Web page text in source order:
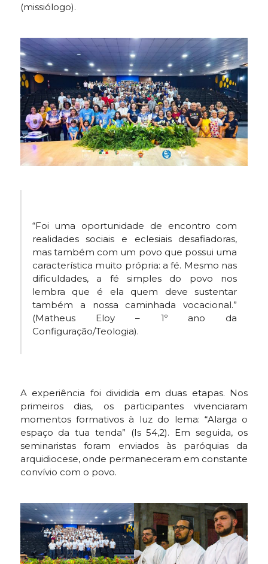
(missiólogo).
“Foi uma oportunidade de encontro com
realidades sociais e eclesiais desafiadoras,
mas também com um povo que possui uma
característica muito própria: a fé. Mesmo nas
dificuldades, a fé simples do povo nos
lembra que é ela quem deve sustentar
também a nossa caminhada vocacional.”
(Matheus Eloy – 1º ano da
Configuração/Teologia).
A experiência foi dividida em duas etapas. Nos
primeiros dias, os participantes vivenciaram
momentos formativos à luz do lema: “Alarga o
espaço da tua tenda” (Is 54,2). Em seguida, os
seminaristas foram enviados às paróquias da
arquidiocese, onde permaneceram em constante
convívio com o povo.